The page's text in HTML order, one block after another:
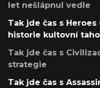
let nešlápnul vedle
Tak jde čas s
historie kultovní
Tak jde čas s
strategie
Tak jde čas s